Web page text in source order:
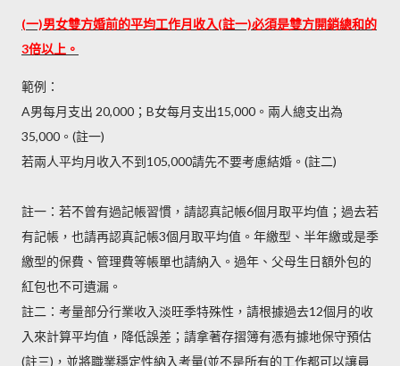
(一)男女雙方婚前的平均工作月收入(註一)必須是雙方開銷總和的
3倍以上。
範例：
A男每月支出 20,000；B女每月支出15,000。兩人總支出為
35,000。(註一)
若兩人平均月收入不到105,000請先不要考慮結婚。(註二)
註一：若不曾有過記帳習慣，請認真記帳6個月取平均值；過去若
有記帳，也請再認真記帳3個月取平均值。年繳型、半年繳或是季
繳型的保費、管理費等帳單也請納入。過年、父母生日額外包的
紅包也不可遺漏。
註二：考量部分行業收入淡旺季特殊性，請根據過去12個月的收
入來計算平均值，降低誤差；請拿著存摺簿有憑有據地保守預估
(註三)，並將職業穩定性納入考量(並不是所有的工作都可以讓員